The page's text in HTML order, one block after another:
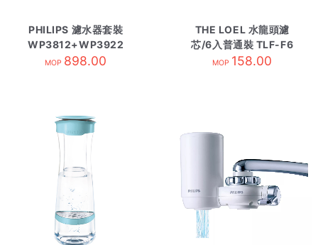
PHILIPS 濾水器套裝
WP3812+WP3922
MOP 898.00
THE LOEL 水龍頭濾
芯/6入普通裝 TLF-F6
MOP 158.00